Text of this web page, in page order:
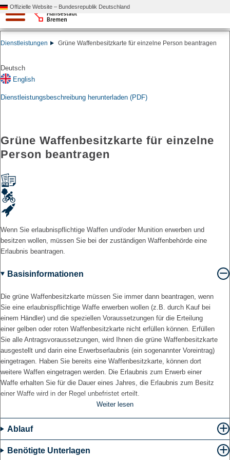
Offizielle Website – Bundesrepublik Deutschland
Dienstleistungen Grüne Waffenbesitzkarte für einzelne Person beantragen
Deutsch
English
Dienstleistungsbeschreibung herunterladen (PDF)
Grüne Waffenbesitzkarte für einzelne
Person beantragen
Wenn Sie erlaubnispflichtige Waffen und/oder Munition erwerben und
besitzen wollen, müssen Sie bei der zuständigen Waffenbehörde eine
Erlaubnis beantragen.
Basisinformationen
Die grüne Waffenbesitzkarte müssen Sie immer dann beantragen, wenn
Sie eine erlaubnispflichtige Waffe erwerben wollen (z.B. durch Kauf bei
einem Händler) und die speziellen Voraussetzungen für die Erteilung
einer gelben oder roten Waffenbesitzkarte nicht erfüllen können. Erfüllen
Sie alle Antragsvoraussetzungen, wird Ihnen die grüne Waffenbesitzkarte
ausgestellt und darin eine Erwerbserlaubnis (ein sogenannter Voreintrag)
eingetragen. Haben Sie bereits eine Waffenbesitzkarte, können dort
weitere Waffen eingetragen werden. Die Erlaubnis zum Erwerb einer
Waffe erhalten Sie für die Dauer eines Jahres, die Erlaubnis zum Besitz
einer Waffe wird in der Regel unbefristet erteilt.
Wenn Sie als Jäger bereits eine erlaubnispflichtige Langwaffe erworben
haben, müssen Sie den Erwerb innerhalb von 14 Tagen anzeigen und,
Weiter lesen
Ablauf
Benötigte Unterlagen